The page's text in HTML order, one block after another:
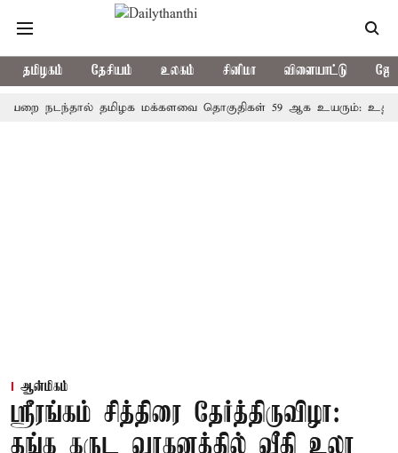
தமிழகம் தேசியம் உலகம் சினிமா விளையாட்டு
நடந்தால் தமிழக மக்களவை தொகுதிகள் 59 ஆக உயரும்: உத்தேச
ஆன்மிகம்
ஸ்ரீரங்கம் சித்திரை தேர்த்திருவிழா:
தங்க கருட வாகனத்தில் வீதி உலா